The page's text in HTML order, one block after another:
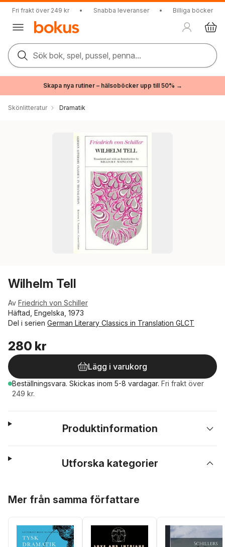
Fri frakt över 249 kr • Snabba leveranser • Billiga böcker
Sök bok, spel, pussel, penna...
Skapa nya rutiner – hälsoböcker upp till 50% →
Skönlitteratur Dramatik
Wilhelm Tell
Av Friedrich von Schiller
Häftad, Engelska, 1973
Del i serien German Literary Classics in Translation GLCT
280 kr
Lägg i varukorg
Beställningsvara. Skickas inom 5-8 vardagar. Fri frakt över
249 kr.
Produktinformation
Utforska kategorier
Mer från samma författare